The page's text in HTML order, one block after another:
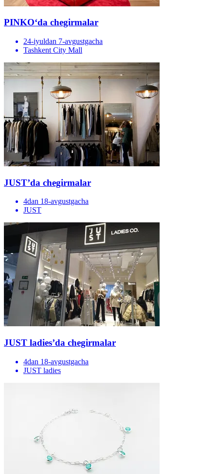
PINKOʻda chegirmalar
24-iyuldan 7-avgustgacha
Tashkent City Mall
JUST’da chegirmalar
4dan 18-avgustgacha
JUST
JUST ladies’da chegirmalar
4dan 18-avgustgacha
JUST ladies